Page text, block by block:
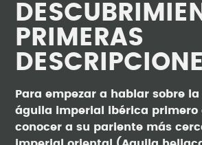
PRIMERAS
Para empezar a hablar sobre
águila imperial ibérica primero
conocer a su pariente más